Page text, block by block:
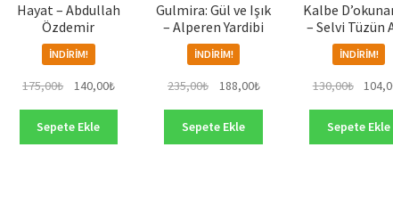
Hayat – Abdullah
Özdemir
İNDIRIM!
175,00₺
Orijinal
175,00₺.
140,00₺Şu
140,00₺.
Sepete Ekle
Gulmira: Gül ve Işık
– Alperen Yardibi
İNDIRIM!
235,00₺
Orijinal
235,00₺.
188,00₺Şu
188,00₺.
Sepete Ekle
Kalbe
– Selvi Tüzün
İNDIRIM!
130,00₺
Orijinal
Sepete Ekle